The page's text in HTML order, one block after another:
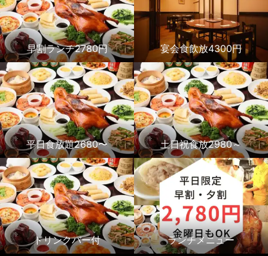
早割ランチ2780円 宴会食飲放4300円
平日食放題2680〜 土日祝食放2980～
ドリンクバー付 ランチメニュー